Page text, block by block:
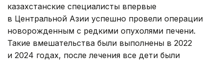
казахстанские специалисты впервые
в Центральной Азии успешно провели операции
новорожденным с редкими опухолями печени.
Такие вмешательства были выполнены в 2022
и 2024 годах, после лечения все дети были